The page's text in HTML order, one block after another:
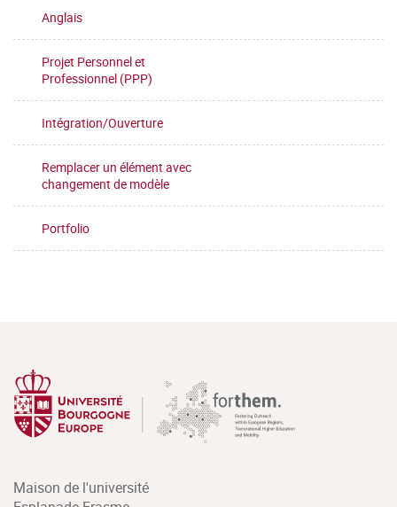
Anglais
Projet Personnel et
Professionnel (PPP)
Intégration/Ouverture
Remplacer un élément avec
changement de modèle
Portfolio
Maison de l'université